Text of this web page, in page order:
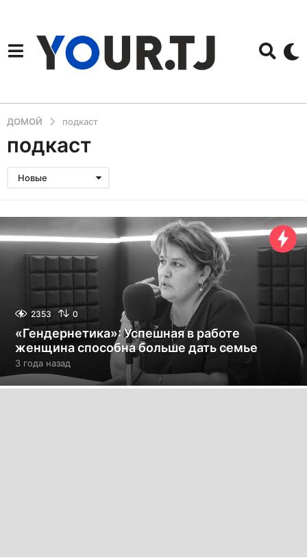
ДОМОЙ подкаст
подкаст
Новые
2353 0
«Гендернетика»: Успешная в работе
женщина способна больше дать семье
3 года назад
г
о